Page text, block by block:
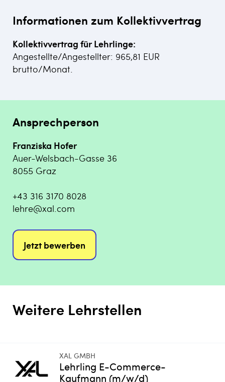
Informationen zum Kollektivvertrag
Kollektivvertrag für Lehrlinge:
Angestellte/Angestellter: 965,81 EUR
brutto/Monat.
Ansprechperson
Franziska Hofer
Auer-Welsbach-Gasse 36
8055 Graz
+43 316 3170 8028
lehre@xal.com
Jetzt bewerben
Weitere Lehrstellen
XAL GMBH
Lehrling E-Commerce-
Kaufmann (m/w/d)